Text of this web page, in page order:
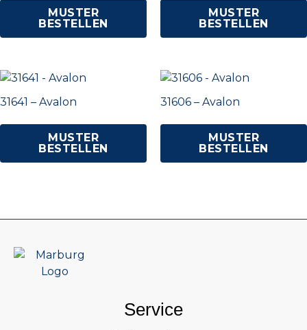
MUSTER
BESTELLEN
MUSTER
BESTELLEN
31641 – Avalon
MUSTER
BESTELLEN
31606 – Avalon
MUSTER
BESTELLEN
Service